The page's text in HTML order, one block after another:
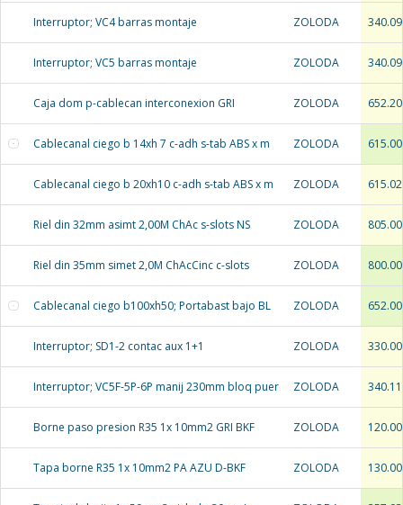
Interruptor; VC4 barras montaje ZOLODA
Interruptor; VC5 barras montaje ZOLODA
Caja dom p-cablecan interconexion GRI ZOLODA
Cablecanal ciego b 14xh 7 c-adh s-tab ABS x m ZOLODA
Cablecanal ciego b 20xh10 c-adh s-tab ABS x m ZOLODA
Riel din 32mm asimt 2,00M ChAc s-slots NS ZOLODA
Riel din 35mm simet 2,0M ChAcCinc c-slots ZOLODA
Cablecanal ciego b100xh50; Portabast bajo BL ZOLODA
Interruptor; SD1-2 contac aux 1+1 ZOLODA
Interruptor; VC5F-5P-6P manij 230mm bloq puer ZOLODA
Borne paso presion R35 1x 10mm2 GRI BKF ZOLODA
Tapa borne R35 1x 10mm2 PA AZU D-BKF ZOLODA